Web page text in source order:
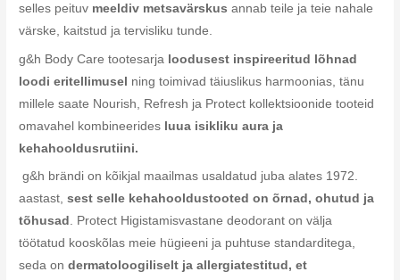
selles peituv meeldiv metsavärskus annab teile ja teie nahale
värske, kaitstud ja tervisliku tunde.
g&h Body Care tootesarja loodusest inspireeritud lõhnad
loodi eritellimusel ning toimivad täiuslikus harmoonias, tänu
millele saate Nourish, Refresh ja Protect kollektsioonide tooteid
omavahel kombineerides luua isikliku aura ja
kehahooldusrutiini.
g&h brändi on kõikjal maailmas usaldatud juba alates 1972.
aastast, sest selle kehahooldustooted on õrnad, ohutud ja
tõhusad . Protect Higistamisvastane deodorant on välja
töötatud kooskõlas meie hügieeni ja puhtuse standarditega,
seda ondermatoloogiliselt ja allergiatestitud, et